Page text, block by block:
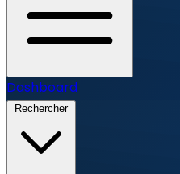
Dashboard
Rechercher